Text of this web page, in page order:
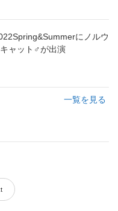
にノルウ
ャット♂が出演
一覧を見る